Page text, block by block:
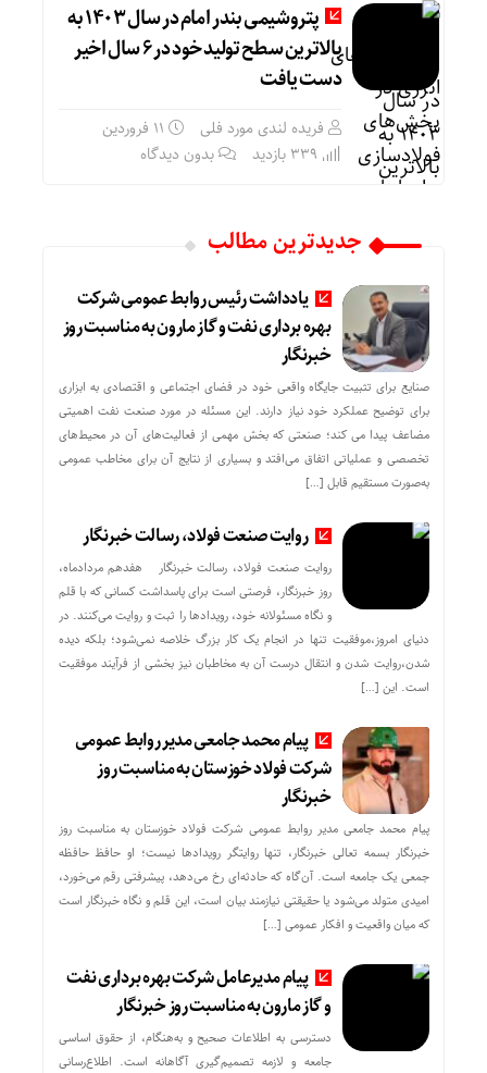
پتروشیمی بندر امام در سال ۱۴۰۳ به
بالاترین سطح تولید خود در ۶ سال اخیر
دست یافت
فریده لندی مورد فلی
۱۱ فروردین
بدون دیدگاه
جدیدترین مطالب
یادداشت رئیس روابط عمومی شرکت
بهره برداری نفت و گاز مارون به مناسبت روز
خبرنگار
صنایع برای تثبیت جایگاه واقعی خود در فضای اجتماعی و اقتصادی به ابزاری
برای توضیح عملکرد خود نیاز دارند. این مسئله در مورد صنعت نفت اهمیتی
مضاعف پیدا می کند؛ صنعتی که بخش مهمی از فعالیت‌های آن در محیط‌های
تخصصی و عملیاتی اتفاق می‌افتد و بسیاری از نتایج آن برای مخاطب عمومی
به‌صورت مستقیم قابل […]
روایت صنعت فولاد،‌ رسالت خبرنگار
روایت صنعت فولاد،‌ رسالت خبرنگار هفدهم مردادماه،
روز خبرنگار، فرصتی است برای پاسداشت کسانی که با قلم
و نگاه مسئولانه خود، رویدادها را ثبت و روایت می‌کنند. در
دنیای امروز،موفقیت تنها در انجام یک کار بزرگ خلاصه نمی‌شود؛ بلکه دیده
شدن،روایت شدن و انتقال درست آن به مخاطبان نیز بخشی از فرآیند موفقیت
است. این […]
پیام محمد جامعی مدیر روابط عمومی
شرکت فولاد خوزستان به مناسبت روز
خبرنگار
پیام محمد جامعی مدیر روابط عمومی شرکت فولاد خوزستان به مناسبت روز
خبرنگار بسمه تعالی خبرنگار، تنها روایتگر رویدادها نیست؛ او حافظ حافظه
جمعی یک جامعه است. آن‌گاه که حادثه‌ای رخ می‌دهد، پیشرفتی رقم می‌خورد،
امیدی متولد می‌شود یا حقیقتی نیازمند بیان است، این قلم و نگاه خبرنگار است
که میان واقعیت و افکار عمومی […]
پیام مدیرعامل شرکت بهره برداری نفت
و گاز مارون به مناسبت روز خبرنگار
دسترسی به اطلاعات صحیح و به‌هنگام، از حقوق اساسی
جامعه و لازمه تصمیم‌گیری آگاهانه است. اطلاع‌رسانی